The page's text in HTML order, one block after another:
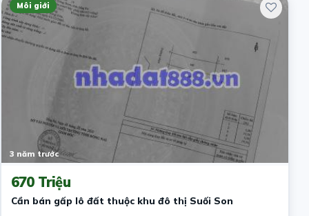
Môi giới
3 năm trước
670 Triệu
Cần bán gấp lô đất thuộc khu đô thị Suối Son